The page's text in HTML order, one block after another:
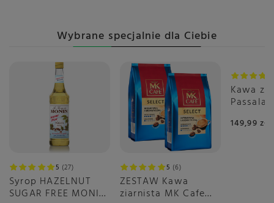
Wybrane specjalnie dla Ciebie
5 27
Syrop HAZELNUT
SUGAR FREE MONIN
5 6
ZESTAW Kawa
ziarnista MK Cafe
Kawa
149,99 zł